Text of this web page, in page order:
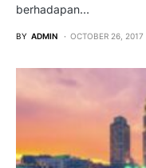
berhadapan…
BY ADMIN OCTOBER 26, 2017